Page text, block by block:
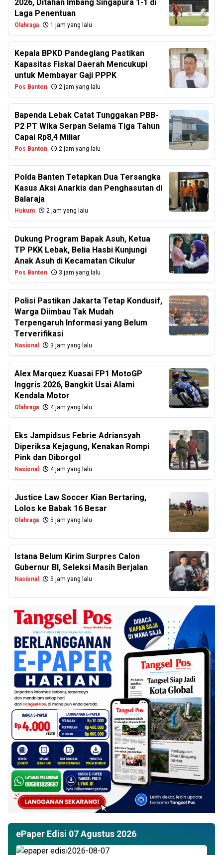
2026, Ditahan Imbang Singapura 1-1 di
Laga Penentuan
Olahraga 1 jam yang lalu
Kepala BPKD Pandeglang Pastikan
Kapasitas Fiskal Daerah Mencukupi
untuk Membayar Gaji PPPK
Pos Banten 2 jam yang lalu
Bapenda Lebak Catat Tunggakan PBB-
P2 PT Wika Serpan Selama Tiga Tahun
Capai Rp8,4 Miliar
Pos Banten 2 jam yang lalu
Polda Banten Tetapkan Dua Tersangka
Kasus Aksi Anarkis dan Penghasutan di
Balaraja
Hukum 2 jam yang lalu
Dukung Program Bapak Asuh, Ketua
TP PKK Lebak, Belia Hasbi Kunjungi
Anak Asuh di Kecamatan Cikulur
Pos Banten 3 jam yang lalu
Polisi Pastikan Jakarta Tetap Kondusif,
Warga Diimbau Tak Mudah
Terpengaruh Informasi yang Belum
Terverifikasi
Nasional 3 jam yang lalu
Alex Marquez Kuasai FP1 MotoGP
Inggris 2026, Bangkit Usai Alami
Kendala Motor
Olahraga 4 jam yang lalu
Eks Jampidsus Febrie Adriansyah
Diperiksa Kejagung, Kenakan Rompi
Pink dan Diborgol
Nasional 4 jam yang lalu
Justice Law Soccer Kian Bertaring,
Lolos ke Babak 16 Besar
Olahraga 5 jam yang lalu
Istana Belum Kirim Surpres Calon
Gubernur BI, Seleksi Masih Berjalan
Nasional 5 jam yang lalu
ePaper Edisi 07 Agustus 2026